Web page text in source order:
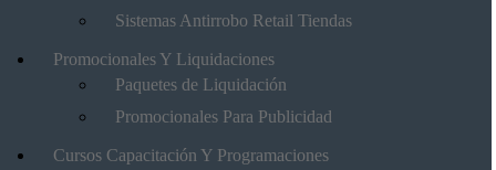
Sistemas Antirrobo Retail Tiendas
Promocionales Y Liquidaciones
Paquetes de Liquidación
Promocionales Para Publicidad
Cursos Capacitación Y Programaciones